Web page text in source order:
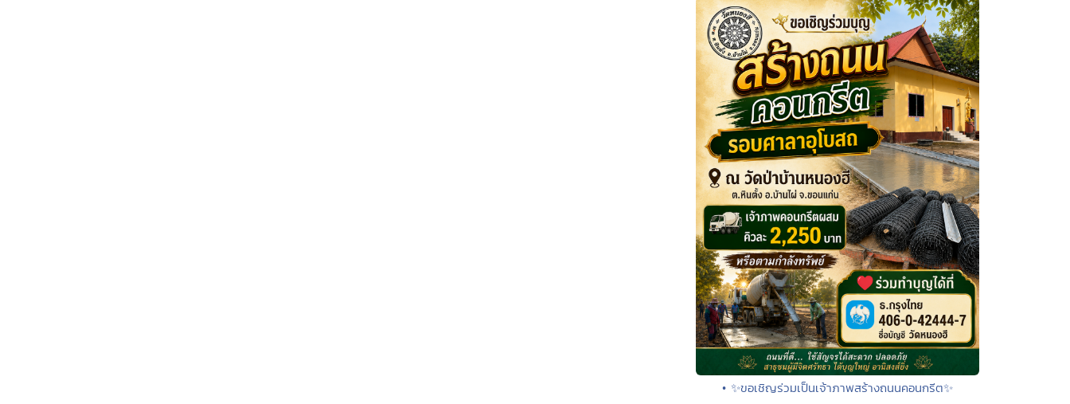
• ✨ขอเชิญร่วมเป็นเจ้าภาพสร้างถนนคอนกรีต✨